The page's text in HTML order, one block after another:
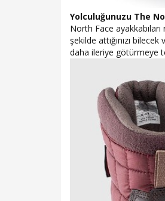
Yolculuğunuzu The
North Face
şekilde attığınızı
daha ileriye götürmeye